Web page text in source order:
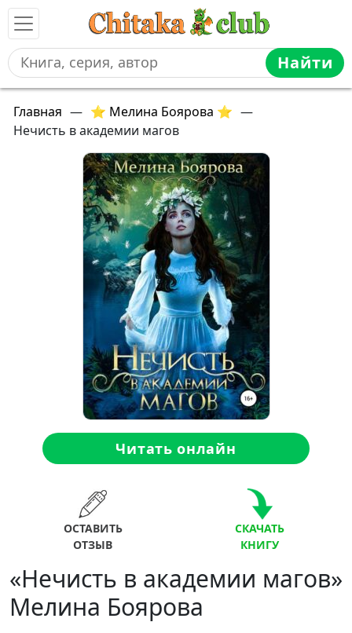
Найти
Главная — ⭐ Мелина Боярова ⭐ —
Нечисть в академии магов
Читать онлайн
ОСТАВИТЬ
ОТЗЫВ
СКАЧАТЬ
КНИГУ
«Нечисть в академии магов»
Мелина Боярова